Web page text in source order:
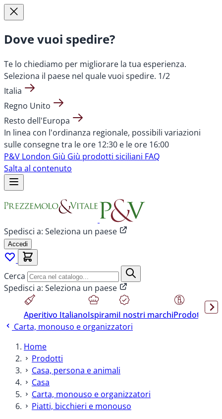
Dove vuoi spedire?
Te lo chiediamo per migliorare la tua esperienza.
Seleziona il paese nel quale vuoi spedire. 1/2
Italia
Regno Unito
Resto dell'Europa
In linea con l'ordinanza regionale, possibili variazioni
sulle consegne tra le ore 12:30 e le ore 16:00
P&V London Giù Giù prodotti siciliani FAQ
Salta al contenuto
Spedisci a: Seleziona un paese
Accedi
Cerca
Spedisci a: Seleziona un paese
Aperitivo ItalianoIspiramiI nostri marchiProdotti
Carta, monouso e organizzatori
Home
Prodotti
Casa, persona e animali
Casa
Carta, monouso e organizzatori
Piatti, bicchieri e monouso